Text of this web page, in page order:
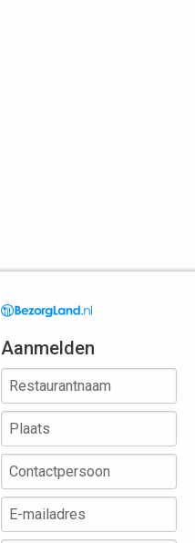
Aanmelden